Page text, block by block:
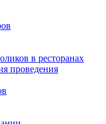
в ресторанах
проведения